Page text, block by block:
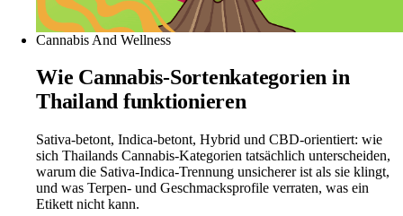
Cannabis And Wellness
Wie Cannabis-Sortenkategorien in
Thailand funktionieren
Sativa-betont, Indica-betont, Hybrid und CBD-orientiert: wie
sich Thailands Cannabis-Kategorien tatsächlich unterscheiden,
warum die Sativa-Indica-Trennung unsicherer ist als sie klingt,
und was Terpen- und Geschmacksprofile verraten, was ein
Etikett nicht kann.